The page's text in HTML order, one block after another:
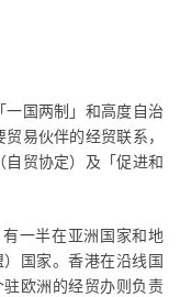
一国两制」和高度自治
易伙伴的经贸联系，
贸协定）及「促进和
一半在亚洲国家和地
国家。香港在沿线国
欧洲的经贸办则负责